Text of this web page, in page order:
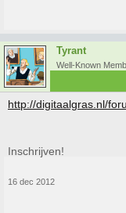
Tyrant
Well-Known
http://digitaalgras.nl/
Inschrijven!
16 dec 2012